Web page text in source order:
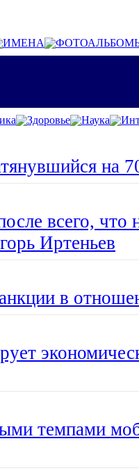
ИМЕНА
Здоровье Наука
на
всего, что
Иртеньев
в
темпами